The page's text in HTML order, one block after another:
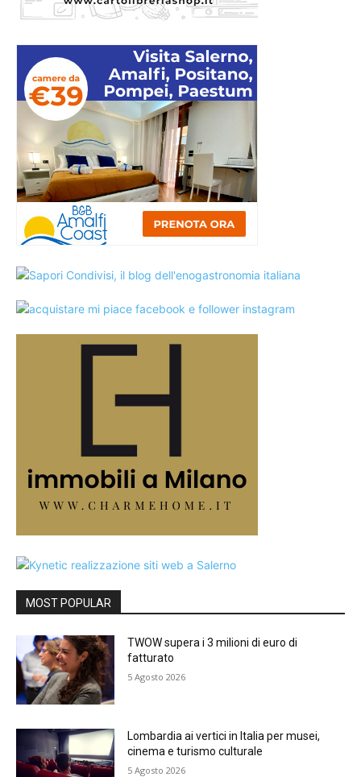
MOST POPULAR
TWOW supera i 3 milioni di euro di
fatturato
5 Agosto 2026
Lombardia ai vertici in Italia per musei,
cinema e turismo culturale
5 Agosto 2026